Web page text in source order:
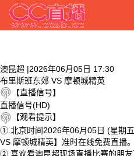
澳昆超 |2026年06月05日 17:30
布里斯班东郊 VS 摩顿城精英
【直播信号】
直播信号(HD)
【观看提示】
①.北京时间2026年06月05日 (星期
VS 摩顿城精英】准时在线免费直播。
②.喜欢看澳昆超现场直播比赛的朋